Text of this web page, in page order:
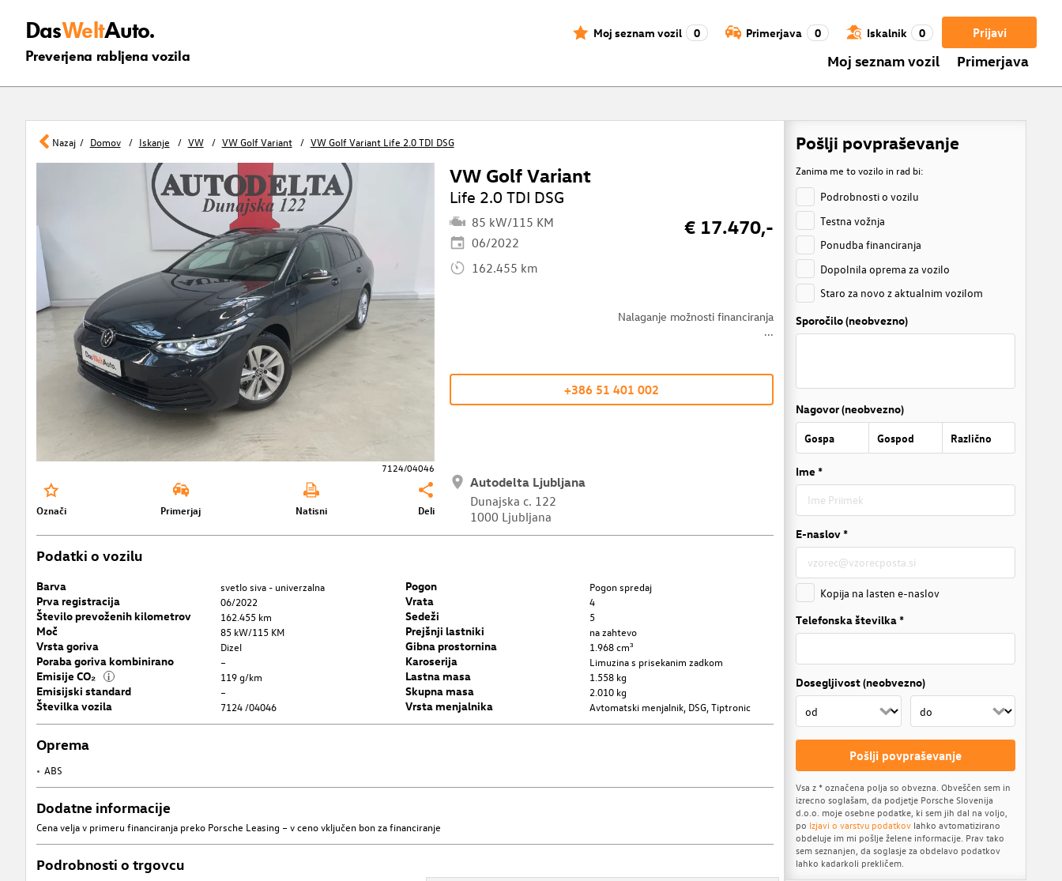
DasWeltAuto.
Preverjena rabljena vozila
Prijavi
Moj seznam vozil 0 Primerjava 0 Iskalnik 0
Moj seznam vozil Primerjava
Nazaj Domov Iskanje VW VW Golf Variant VW Golf Variant Life 2.0 TDI DSG
7124/04046
VW Golf Variant
Life 2.0 TDI DSG
85 kW/115 KM
06/2022
162.455 km
Nalaganje možnosti financiranja
...
€ 17.470,-
+386 51 401 002
Autodelta Ljubljana
Dunajska c. 122
1000 Ljubljana
Označi Primerjaj Natisni Deli
Podatki o vozilu
Barva svetlo siva - univerzalna
Prva registracija 06/2022
Število prevoženih kilometrov 162.455 km
Moč 85 kW/115 KM
Vrsta goriva Dizel
Poraba goriva kombinirano –
Emisije CO₂ i 119 g/km
Emisijski standard –
Številka vozila 7124 /04046
Pogon Pogon spredaj
Vrata 4
Sedeži 5
Prejšnji lastniki na zahtevo
Gibna prostornina 1.968 cm³
Karoserija Limuzina s prisekanim zadkom
Lastna masa 1.558 kg
Skupna masa 2.010 kg
Vrsta menjalnika Avtomatski menjalnik, DSG, Tiptronic
Oprema
ABS
Dodatne informacije
Cena velja v primeru financiranja preko Porsche Leasing – v ceno vključen bon za financiranje
Podrobnosti o trgovcu
Pošlji povpraševanje
Zanima me to vozilo in rad bi:
Podrobnosti o vozilu
Testna vožnja
Ponudba financiranja
Dopolnila oprema za vozilo
Staro za novo z aktualnim vozilom
Sporočilo (neobvezno)
Nagovor (neobvezno)
Gospa Gospod Različno
Ime *
E-naslov *
Kopija na lasten e-naslov
Telefonska številka *
Dosegljivost (neobvezno)
Pošlji povpraševanje
Vsa z * označena polja so obvezna. Obveščen sem in
izrecno soglašam, da podjetje Porsche Slovenija
d.o.o. moje osebne podatke, ki sem jih dal na voljo,
po Izjavi o varstvu podatkov lahko avtomatizirano
obdeluje im mi pošlje želene informacije. Prav tako
sem seznanjen, da soglasje za obdelavo podatkov
lahko kadarkoli prekličem.